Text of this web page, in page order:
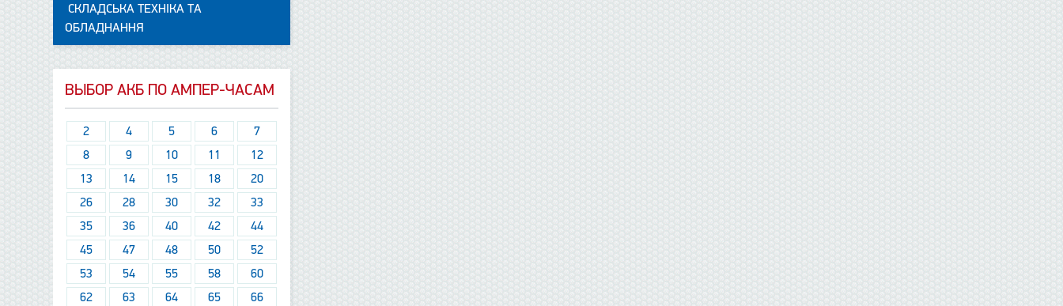
СКЛАДСЬКА ТЕХНІКА ТА
ОБЛАДНАННЯ
ВЫБОР АКБ ПО АМПЕР-ЧАСАМ
2 4 5 6
7
8
9 10 11
12
13
14 15 18
20
26
28 30 32
33
35
36 40 42
44
45
47 48 50
52
53
54 55 58
60
62
63 64 65
66